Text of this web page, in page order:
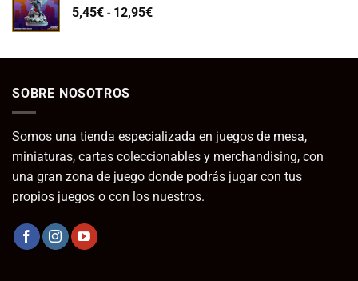
6,30€.5,61€.
5,45€ - 12,95€Rango
desde
SOBRE NOSOTROS
Somos una tienda especializada en juegos de mesa,
miniaturas, cartas coleccionables y merchandising, con
una gran zona de juego donde podrás jugar con tus
propios juegos o con los nuestros.